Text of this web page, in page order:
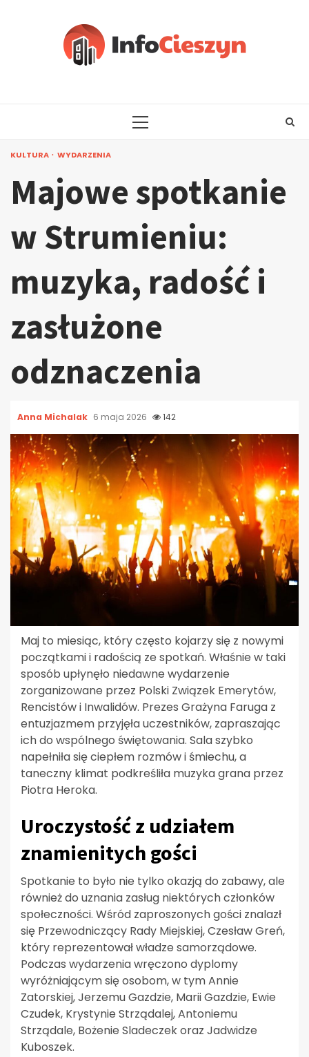
PRIMARY
KULTURA WYDARZENIA
Majowe spotkanie
w Strumieniu:
muzyka, radość i
zasłużone
odznaczenia
Anna Michalak 6 maja 2026 142
Maj to miesiąc, który często kojarzy się z nowymi
początkami i radością ze spotkań. Właśnie w taki
sposób upłynęło niedawne wydarzenie
zorganizowane przez Polski Związek Emerytów,
Rencistów i Inwalidów. Prezes Grażyna Faruga z
entuzjazmem przyjęła uczestników, zapraszając
ich do wspólnego świętowania. Sala szybko
napełniła się ciepłem rozmów i śmiechu, a
taneczny klimat podkreśliła muzyka grana przez
Piotra Heroka.
Uroczystość z udziałem
znamienitych gości
Spotkanie to było nie tylko okazją do zabawy, ale
również do uznania zasług niektórych członków
społeczności. Wśród zaproszonych gości znalazł
się Przewodniczący Rady Miejskiej, Czesław Greń,
który reprezentował władze samorządowe.
Podczas wydarzenia wręczono dyplomy
wyróżniającym się osobom, w tym Annie
Zatorskiej, Jerzemu Gazdzie, Marii Gazdzie, Ewie
Czudek, Krystynie Strządalej, Antoniemu
Strządale, Bożenie Sladeczek oraz Jadwidze
Kuboszek.